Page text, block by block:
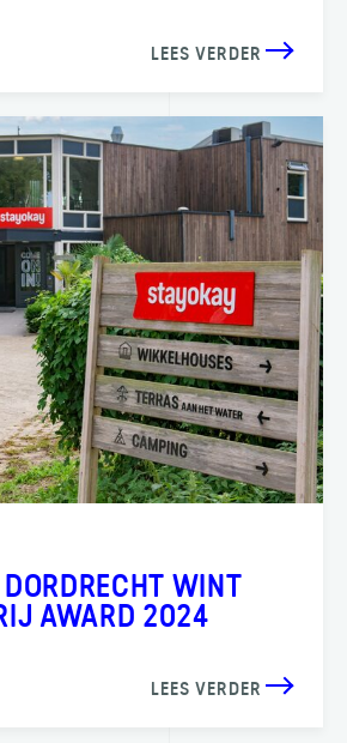
LEES VERDER
WINT
AWARD 2024
LEES VERDER